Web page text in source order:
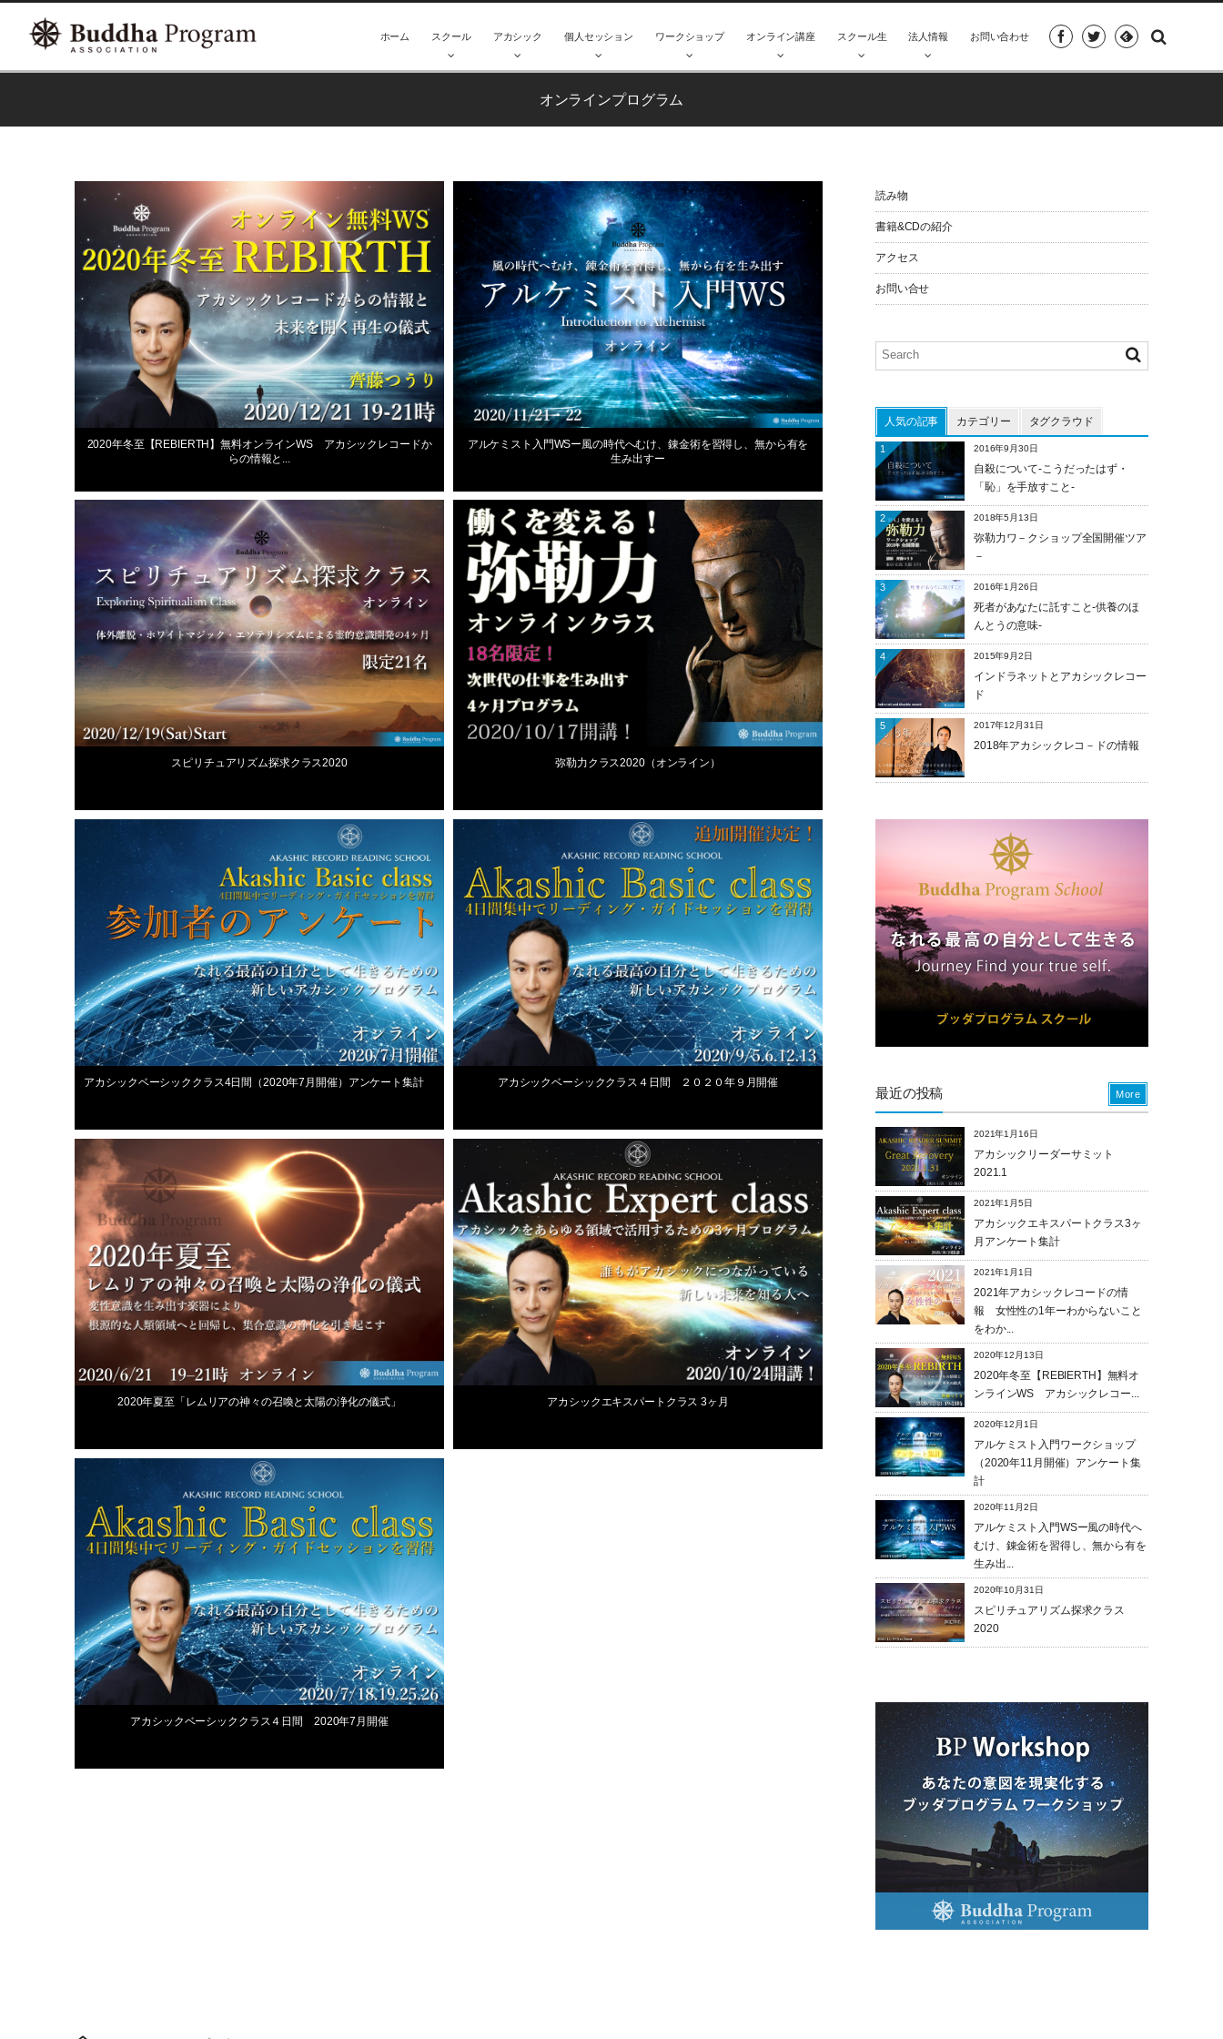
ホーム スクール アカシック 個人セッション ワークショップ オンライン講座 スクール生 法人情報 お問い合わせ
オンラインプログラム
2020年冬至【REBIERTH】無料オンラインWS アカシックレコードか
らの情報と...
2020年12月13日
アカシックレコード
アルケミスト入門WSー風の時代へむけ、錬金術を習得し、無から有を
生み出すー
2020年11月2日
オンラインプログラム
スピリチュアリズム探求クラス2020
2020年10月31日
弥勒力クラス2020（オンライン）
2020年8月22日
最新スクール情報
アカシックベーシッククラス4日間（2020年7月開催）アンケート集計
2020年8月6日
最新スクール情報
アカシックベーシッククラス４日間 ２０２０年９月開催
最新スクール情報
2020年夏至「レムリアの神々の召喚と太陽の浄化の儀式」
オンラインプログラム
アカシックエキスパートクラス 3ヶ月
最新スクール情報
アカシックベーシッククラス４日間 2020年7月開催
最新スクール情報
読み物
書籍&CDの紹介
アクセス
お問い合せ
人気の記事 カテゴリー タグクラウド
2016年9月30日
自殺について-こうだったはず・
「恥」を手放すこと-
1
2018年5月13日
弥勒力ワ－クショップ全国開催ツア
－
2
2016年1月26日
死者があなたに託すこと-供養のほ
んとうの意味-
3
2015年9月2日
インドラネットとアカシックレコー
ド
4
2017年12月31日
2018年アカシックレコ－ドの情報
5
最近の投稿
2021年1月16日
アカシックリーダーサミット
2021.1
2021年1月5日
アカシックエキスパートクラス3ヶ
月アンケート集計
2021年1月1日
2021年アカシックレコードの情
報 女性性の1年ーわからないこと
をわか...
2020年12月13日
2020年冬至【REBIERTH】無料オ
ンラインWS アカシックレコー...
2020年12月1日
アルケミスト入門ワークショップ
（2020年11月開催）アンケート集
計
2020年11月2日
アルケミスト入門WSー風の時代へ
むけ、錬金術を習得し、無から有を
生み出...
2020年10月31日
スピリチュアリズム探求クラス
2020
More